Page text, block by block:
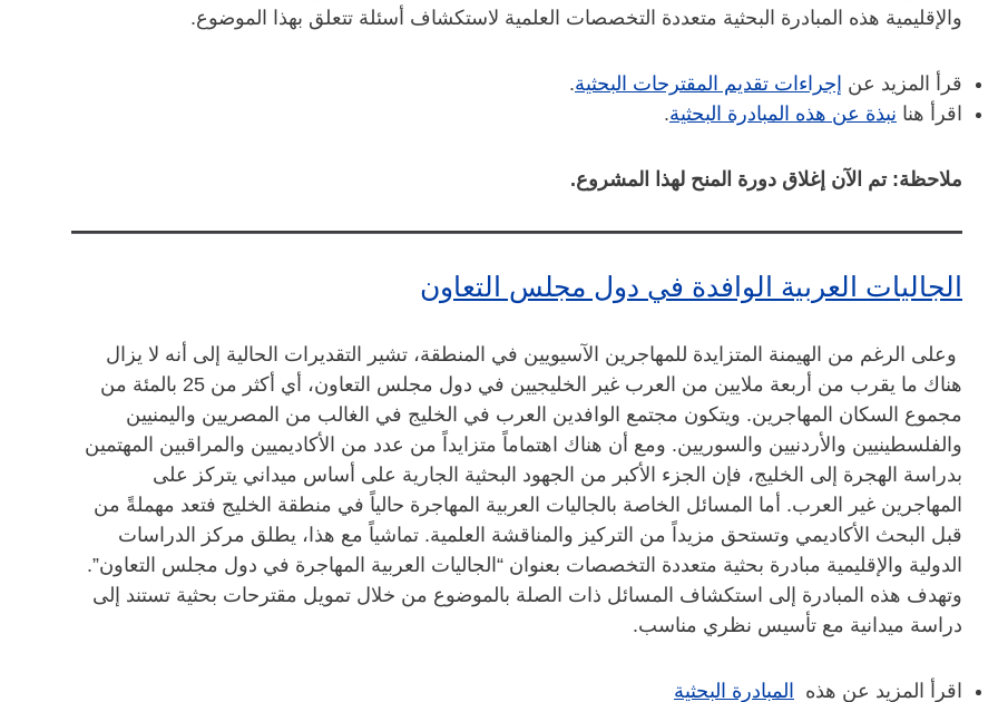
والإقليمية هذه المبادرة البحثية متعددة التخصصات العلمية لاستكشاف أسئلة تتعلق بهذا الموضوع.
قرأ المزيد عن إجراءات تقديم المقترحات البحثية​.
​اقرأ هنا نبذة عن هذه المبادرة البحثية.
ملاحظة: تم الآن إغلاق دورة المنح لهذا المشروع.
الجاليات العربية الوافدة في دول مجلس التعاون
وعلى الرغم من الهيمنة المتزايدة للمهاجرين الآسيويين في المنطقة، تشير التقديرات الحالية إلى أنه لا يزال
هناك ما يقرب من أربعة ملايين من العرب غير الخليجيين في دول مجلس التعاون، أي أكثر من 25 بالمئة من
مجموع السكان المهاجرين. ويتكون مجتمع الوافدين العرب في الخليج في الغالب من المصريين واليمنيين
والفلسطينيين والأردنيين والسوريين. ومع أن هناك اهتماماً متزايداً من عدد من الأكاديميين والمراقبين المهتمين
بدراسة الهجرة إلى الخليج، فإن الجزء الأكبر من الجهود البحثية الجارية على أساس ميداني يتركز على
المهاجرين غير العرب. أما المسائل الخاصة بالجاليات العربية المهاجرة حالياً في منطقة الخليج فتعد مهملةً من
قبل البحث الأكاديمي وتستحق مزيداً من التركيز والمناقشة العلمية. تماشياً مع هذا، يطلق مركز الدراسات
الدولية والإقليمية مبادرة بحثية متعددة التخصصات بعنوان “الجاليات العربية المهاجرة في دول مجلس التعاون”.
وتهدف هذه المبادرة إلى استكشاف المسائل ذات الصلة بالموضوع من خلال تمويل مقترحات بحثية تستند إلى
دراسة ميدانية مع تأسيس نظري مناسب.
اقرأ المزيد عن هذه المبادرة البحثية